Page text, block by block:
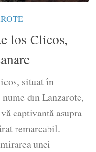
los Clicos,
situat în
din Lanzarote,
captivantă asupra
remarcabil.
unei